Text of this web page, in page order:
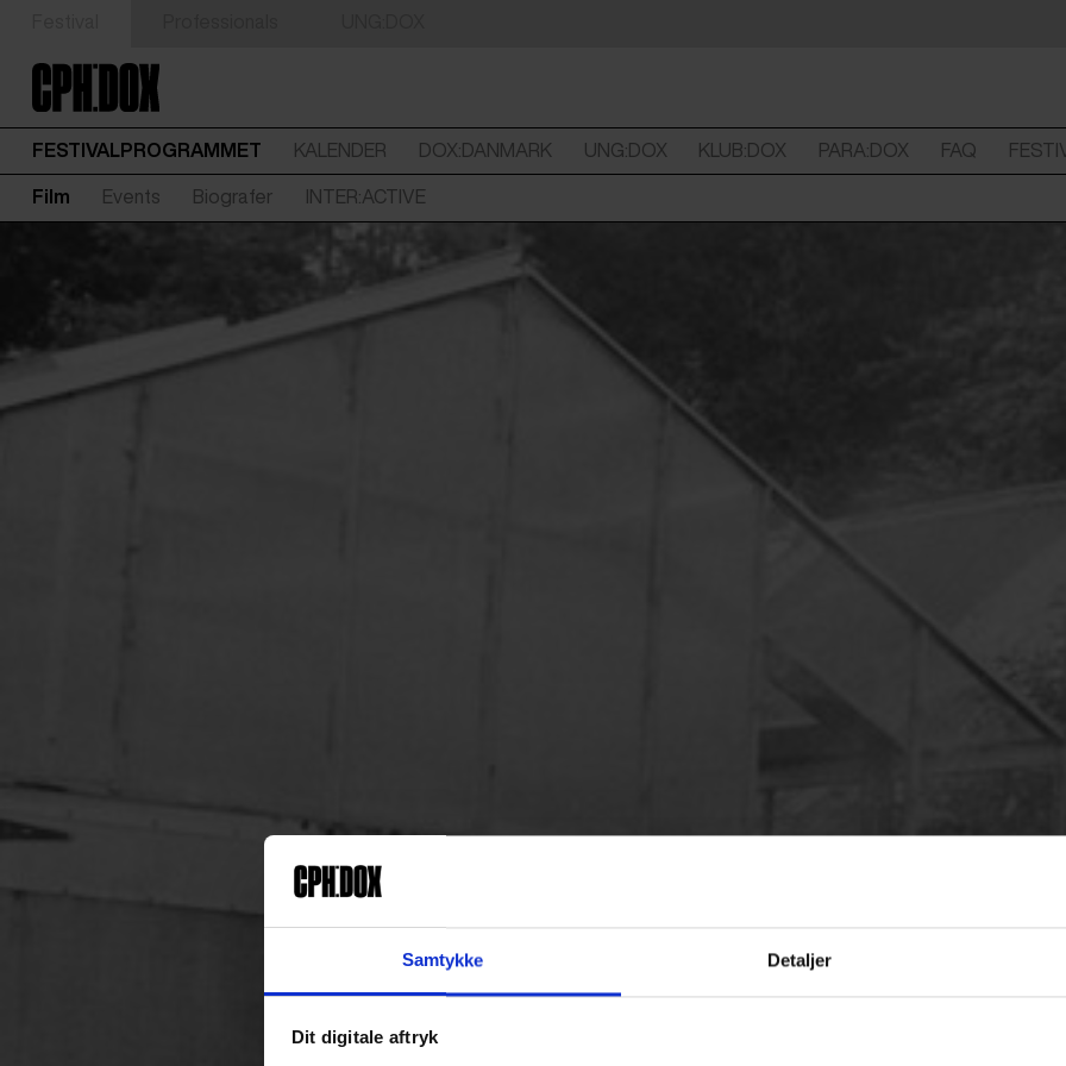
Samtykke Detaljer
Dit digitale aftryk
FESTIVALPROGRAMMET KALENDER DOX:DANMARK UNG:DOX KLUB:DOX PARA:DOX FAQ
Film Events Biografer INTER:ACTIVE